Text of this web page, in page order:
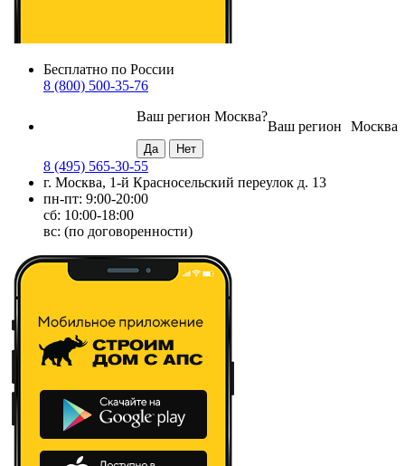
Бесплатно по России
8 (800) 500-35-76
Москва
Ваш регион
Ваш регион Москва?
8 (495) 565-30-55
г. Москва, 1-й Красносельский переулок д. 13
пн-пт: 9:00-20:00
сб: 10:00-18:00
вс: (по договоренности)